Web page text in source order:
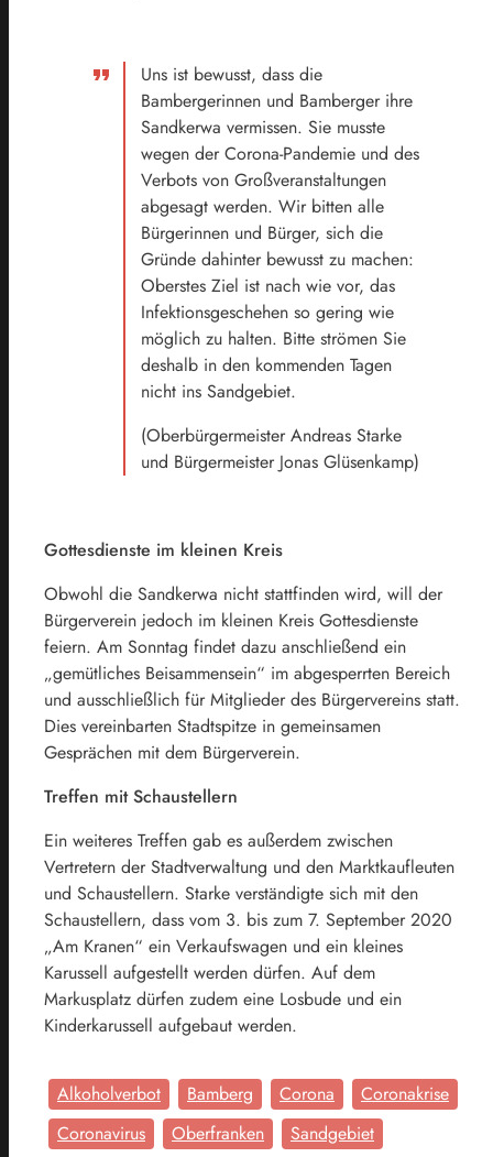
Uns ist bewusst, dass die
Bambergerinnen und Bamberger ihre
Sandkerwa vermissen. Sie musste
wegen der Corona-Pandemie und des
Verbots von Großveranstaltungen
abgesagt werden. Wir bitten alle
Bürgerinnen und Bürger, sich die
Gründe dahinter bewusst zu machen:
Oberstes Ziel ist nach wie vor, das
Infektionsgeschehen so gering wie
möglich zu halten. Bitte strömen Sie
deshalb in den kommenden Tagen
nicht ins Sandgebiet.
(Oberbürgermeister Andreas Starke
und Bürgermeister Jonas Glüsenkamp)
Gottesdienste im kleinen Kreis
Obwohl die Sandkerwa nicht stattfinden wird, will der
Bürgerverein jedoch im kleinen Kreis Gottesdienste
feiern. Am Sonntag findet dazu anschließend ein
„gemütliches Beisammensein“ im abgesperrten Bereich
und ausschließlich für Mitglieder des Bürgervereins statt.
Dies vereinbarten Stadtspitze in gemeinsamen
Gesprächen mit dem Bürgerverein.
Treffen mit Schaustellern
Ein weiteres Treffen gab es außerdem zwischen
Vertretern der Stadtverwaltung und den Marktkaufleuten
und Schaustellern. Starke verständigte sich mit den
Schaustellern, dass vom 3. bis zum 7. September 2020
„Am Kranen“ ein Verkaufswagen und ein kleines
Karussell aufgestellt werden dürfen. Auf dem
Markusplatz dürfen zudem eine Losbude und ein
Kinderkarussell aufgebaut werden.
Alkoholverbot Bamberg Corona
Coronakrise
Coronavirus
Oberfranken
Sandgebiet